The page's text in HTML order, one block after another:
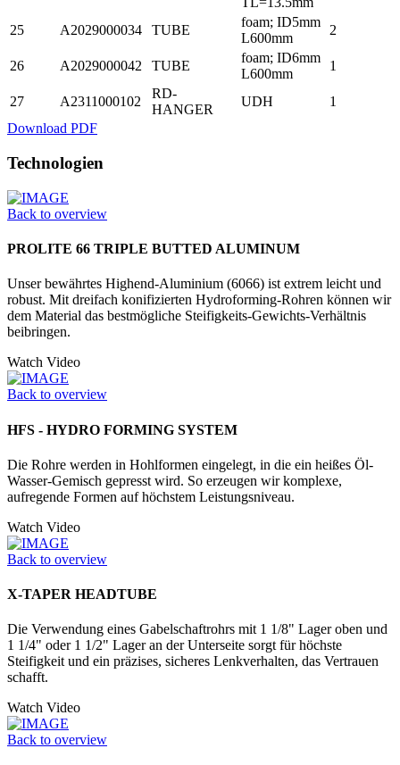
25 A2029000034 TUBE
foam; ID5mm
L600mm
2
26 A2029000042 TUBE
foam; ID6mm
L600mm
1
27 A2311000102
RD-
HANGER
UDH
1
Download PDF
Technologien
Back to overview
PROLITE 66 TRIPLE BUTTED ALUMINUM
Unser bewährtes Highend-Aluminium (6066) ist extrem leicht und
robust. Mit dreifach konifizierten Hydrofor­ming-Rohren können wir
dem Material das bestmögliche Steifigkeits-Gewichts-Verhältnis
beibringen.
Watch Video
Back to overview
HFS - HYDRO FORMING SYSTEM
Die Rohre werden in Hohlformen einge­legt, in die ein heißes Öl-
Wasser-­Gemisch gepresst wird. So erzeugen wir komplexe,
aufregende Formen auf höchstem Leistungsniveau.
Watch Video
Back to overview
X-TAPER HEADTUBE
Die Verwendung eines Gabelschaftrohrs mit 1 1/8" Lager oben und
1 1/4" oder 1 1/2" Lager an der Unter­seite sorgt für höchste
Steifigkeit und ein präzises, sicheres Lenkverhalten, das Vertrauen
schafft.
Watch Video
Back to overview